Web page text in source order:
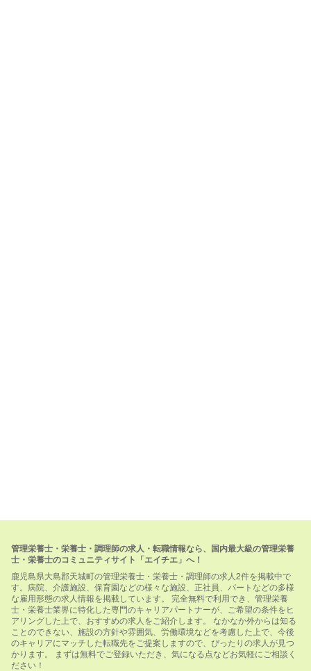
管理栄養士・栄養士・調理師の求人・転職情報なら、国内最大級の管理栄養
士・栄養士のコミュニティサイト「エイチエ」へ！
鹿児島県大島郡天城町の管理栄養士・栄養士・調理師の求人2件を掲載中で
す。病院、介護施設、保育園などの様々な施設、正社員、パートなどの多様
な雇用形態の求人情報を掲載しています。 完全無料で利用でき、管理栄養
士・栄養士業界に特化した専門のキャリアパートナーが、ご希望の条件をヒ
アリングした上で、おすすめの求人をご紹介します。 なかなか外からは知る
ことのできない、施設の方針や雰囲気、労働環境などを考慮した上で、今後
のキャリアにマッチした転職先をご提案しますので、ぴったりの求人が見つ
かります。 まずは無料でご登録いただき、気になる点などお気軽にご相談く
ださい！